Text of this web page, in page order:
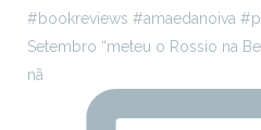
Setembro “meteu o Rossio na
nã